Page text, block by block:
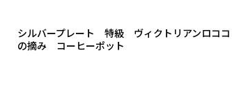
シルバープレート 特級 ヴィクトリアンロコ
の摘み コーヒーポット